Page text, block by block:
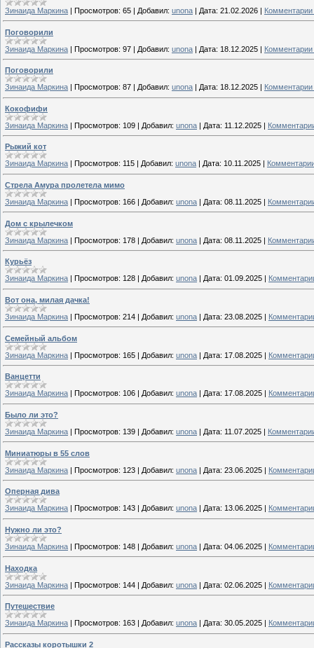
Зинаида Маркина | Просмотров: 65 | Добавил: unona | Дата: 21.02.2026 |
Поговорили
Зинаида Маркина | Просмотров: 97 | Добавил: unona | Дата: 18.12.2025 |
Поговорили
Зинаида Маркина | Просмотров: 87 | Добавил: unona | Дата: 18.12.2025 |
Кокофифи
Зинаида Маркина | Просмотров: 109 | Добавил: unona | Дата: 11.12.2025 |
Рыжий кот
Зинаида Маркина
Просмотров: 115 Добавил: unona Дата: 10.11.2025
Стрела Амура пролетела мимо
Зинаида Маркина | Просмотров: 166 | Добавил: unona | Дата: 08.11.2025 |
Дом с крылечком
Зинаида Маркина | Просмотров: 178 | Добавил: unona | Дата: 08.11.2025 |
Курьёз
Зинаида Маркина
Просмотров: 128 Добавил: unona Дата: 01.09.2025
Вот она, милая дачка!
Зинаида Маркина | Просмотров: 214 | Добавил: unona | Дата: 23.08.2025 |
Семейный альбом
Зинаида Маркина | Просмотров: 165 | Добавил: unona | Дата: 17.08.2025 |
Ванцетти
Зинаида Маркина
Просмотров: 106 Добавил: unona Дата: 17.08.2025
Было ли это?
Зинаида Маркина | Просмотров: 139 | Добавил: unona | Дата: 11.07.2025 |
Миниатюры в 55 слов
Зинаида Маркина | Просмотров: 123 | Добавил: unona | Дата: 23.06.2025 |
Оперная дива
Зинаида Маркина
Просмотров: 143 Добавил: unona Дата: 13.06.2025
Нужно ли это?
Зинаида Маркина | Просмотров: 148 | Добавил: unona | Дата: 04.06.2025 |
Находка
Зинаида Маркина | Просмотров: 144 | Добавил: unona | Дата: 02.06.2025 |
Путешествие
Зинаида Маркина
Просмотров: 163 Добавил: unona Дата: 30.05.2025
Рассказы коротышки 2